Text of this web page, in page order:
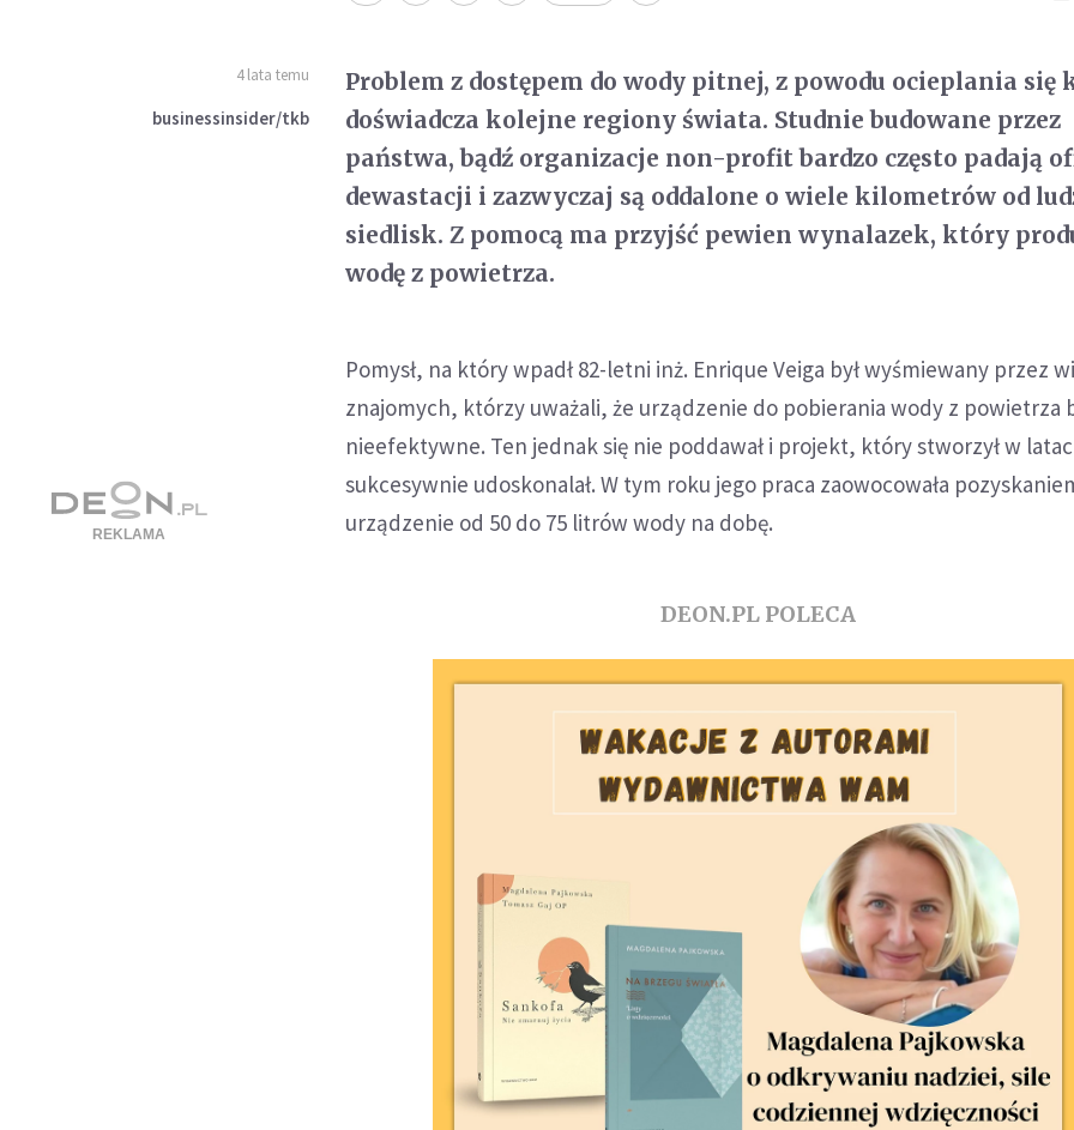
4 lata temu
businessinsider/tkb
Problem z dostępem do wody pitnej, z powodu ocieplania się
doświadcza kolejne regiony świata. Studnie budowane przez
państwa, bądź organizacje non-profit bardzo często padają
dewastacji i zazwyczaj są oddalone o wiele kilometrów od
siedlisk. Z pomocą ma przyjść pewien wynalazek, który
wodę z powietrza.
Pomysł, na który wpadł 82-letni inż. Enrique Veiga był wyśmiewany przez
znajomych, którzy uważali, że urządzenie do pobierania wody z powietrza
nieefektywne. Ten jednak się nie poddawał i projekt, który stworzył w
sukcesywnie udoskonalał. W tym roku jego praca zaowocowała
urządzenie od 50 do 75 litrów wody na dobę.
DEON.PL POLECA